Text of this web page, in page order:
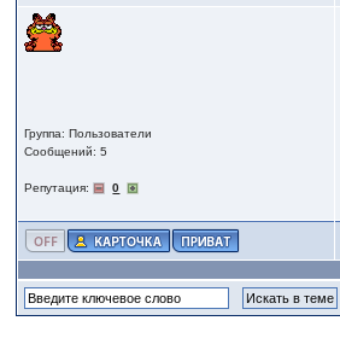
Группа: Пользователи
Сообщений: 5
Репутация: 0